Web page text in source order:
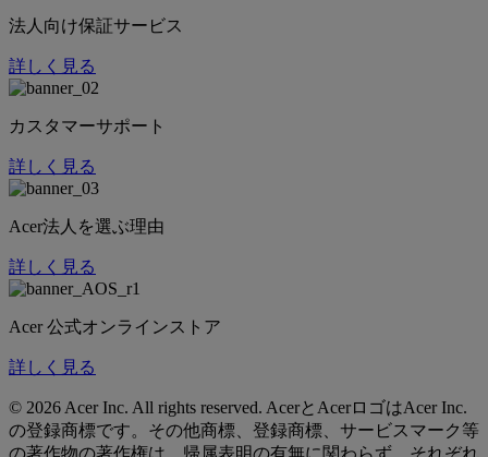
法人向け保証サービス
詳しく見る
カスタマーサポート
詳しく見る
Acer法人を選ぶ理由
詳しく見る
Acer 公式オンラインストア
詳しく見る
© 2026 Acer Inc. All rights reserved. AcerとAcerロゴはAcer Inc.
の登録商標です。その他商標、登録商標、サービスマーク等
の著作物の著作権は、帰属表明の有無に関わらず、それぞれ